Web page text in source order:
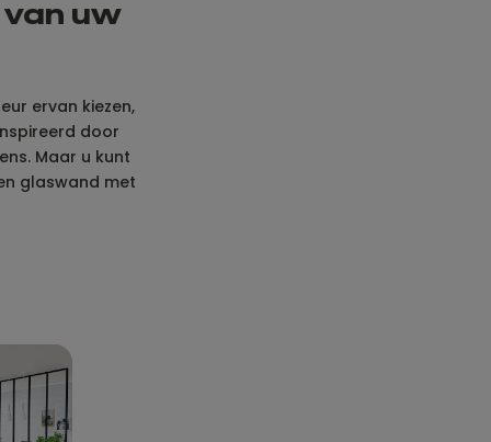
uw
ervan kiezen,
door
Maar u kunt
glaswand met